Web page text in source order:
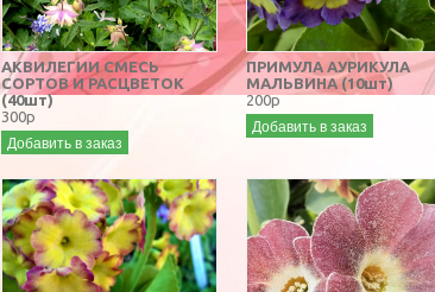
АКВИЛЕГИИ СМЕСЬ
СОРТОВ И РАСЦВЕТОК
(40шт)
300р
Добавить в заказ
ПРИМУЛА АУРИКУЛА
МАЛЬВИНА (10шт)
200р
Добавить в заказ